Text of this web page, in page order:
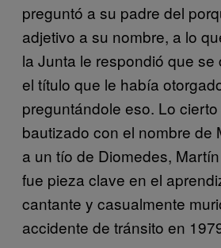
preguntó a su padre del
adjetivo a su nombre, a lo
la Junta le respondió que se
el título que le había
preguntándole eso. Lo
bautizado con el nombre de
a un tío de Diomedes,
fue pieza clave en el
cantante y casualmente
accidente de tránsito en